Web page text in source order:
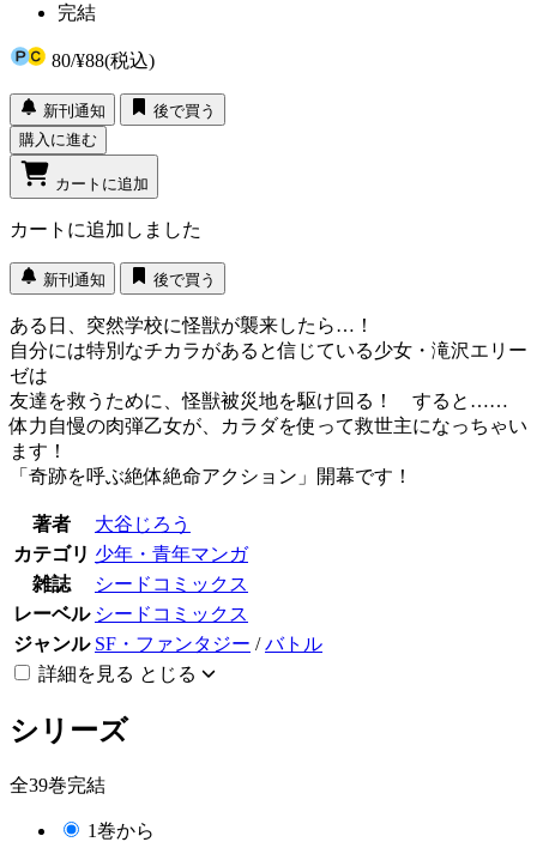
完結
80/¥88(税込)
新刊通知
後で買う
購入に進む
カートに追加
カートに追加しました
新刊通知 後で買う
ある日、突然学校に怪獣が襲来したら…！
自分には特別なチカラがあると信じている少女・滝沢エリー
ゼは
友達を救うために、怪獣被災地を駆け回る！ すると……
体力自慢の肉弾乙女が、カラダを使って救世主になっちゃい
ます！
「奇跡を呼ぶ絶体絶命アクション」開幕です！
著者
大谷じろう
カテゴリ 少年・青年マンガ
雑誌
シードコミックス
レーベル シードコミックス
ジャンル SF・ファンタジー /バトル
詳細を見る とじる
シリーズ
全39巻完結
1巻から